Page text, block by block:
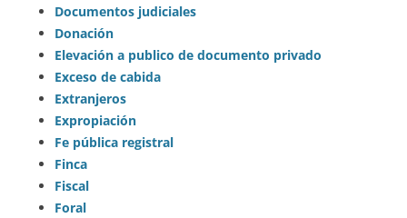
Documentos judiciales
Donación
Elevación a publico de documento privado
Exceso de cabida
Extranjeros
Expropiación
Fe pública registral
Finca
Fiscal
Foral